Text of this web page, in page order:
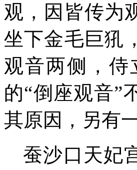
观 ，因皆传为
坐下金毛巨犼
观音两侧，
的“倒座观音”
其原因，另有
蚕沙口天妃